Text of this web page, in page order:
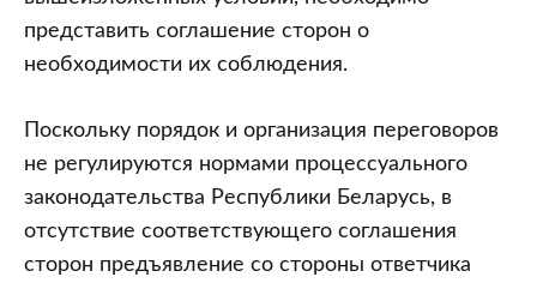
представить соглашение сторон о
необходимости их соблюдения.
Поскольку порядок и организация переговоров
не регулируются нормами процессуального
законодательства Республики Беларусь, в
отсутствие соответствующего соглашения
сторон предъявление со стороны ответчика